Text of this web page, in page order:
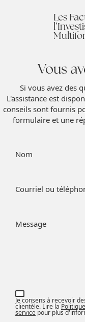
Les
Vous
Si vous avez des
L'assistance est
conseils sont fournis
formulaire et une
Nom
Courriel ou
Message
Je consens à recevoir
clientèle. Lire la
service pour plus